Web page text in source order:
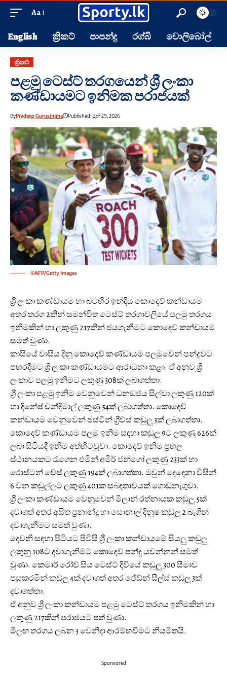
Aa
English ක්‍රිකට් පාපන්දු රග්බි වොලිබෝල්
ක්‍රිකට්
පළමු ටෙස්ට් තරගයෙන් ශ්‍රී ලංකා
කණ්ඩායමට ඉනිමක පරාජයක්
ByPradeep Gurusinghe Published: ජූනි 29, 2026
©AFP/Getty Images
ශ්‍රී ලංකා කණ්ඩායම හා බටහිර ඉන්දීය කොදෙව් කන්ඩායම
අතර තරග 2කින් සමන්විත ටෙස්ට් තරගාවලියේ පලමු තරගය
ඉනිමකින් හා ලකුණු 217කින් ජයගැනීමට කොදෙව් කන්ඩායම
සමත් වුණා.
කාසියේ වාසි‍ය දිනූ කොදෙව් කණ්ඩායම පලමුවෙන් පන්දුවට
පහරදීමට ශ්‍රි ලංකා කණ්ඩායමට ආරාධනා කළා. ඒ අනුව ශ්‍රී
ලංකාව පලමු ඉනිමට ලකුණු 308ක් ලබාගත්තා.
ශ්‍රී ලංකා පළමු ඉනිම වෙනුවෙන් ධනඞජය සිල්වා ලකුණු 120ක්
හා දිනේෂ් චන්දිමාල් ලකුණු 54ක් ලබාගත්තා. කොදෙව්
කන්ඩායම වෙනුවෙන් ජස්ටින් ග්‍රීව්ස් කඩුලු 3ක් ලබාගත්තා.
කොදෙව් කණ්ඩායම පලමු ඉනිම සඳහා කඩුලු 9ට ලකුණු 626ක්
ලබා සිටියදී ඉනිම අත්හිටවූවා. කොදෙව් ඉනිම ප්‍රභල
ස්ථානයකට රැගෙන එමින් අමීර් ජන්ගෝ ලකුණු 233ක් හා
රොස්ටන් චේස් ලකුණු 194ක් ලබාගත්තා. ඔවුන් දෙදෙනා විසින්
6 වන කඩුල්ලට ලකුණු 401ක සබඳතාවයක් ගොඩනැගුවා.
ශ්‍රී ලංකා කණ්ඩායම වෙනුවෙන් මිලාන් රත්නායක කඩුලු 5ක්
දවාගත් අතර අසිත ප්‍රනාන්දු හා සොනාල් දිනූෂ කඩුලු 2 බැගින්
දවාගැනීමට සමත් වුණා.
දෙවනි සඳහා පිටියට පිවිසි ශ්‍රී ලංකා කන්ඩායමේ සියලු කඩුලු
ලකුනු 108ට දවාගැනීමට කොදෙව් පන්දු යවන්නන් සමත්
වුණා. කෙමාර් රෝච් සිය ටෙස්ට් දිවි‍යේ කඩුලු 300 සීමාව
පසුකරමින් කඩුලු 4ක් දවාගත් අතර ජේඩ්න් සීල්ස් කඩුලු 3ක්
දවාගත්තා.
ඒ අනුව ශ්‍රී ලංකා කන්ඩායම පළමු ටෙස්ට් තරගය ඉනිමකින් හා
ලකුණු 217කින් පරාජයට පත් වුණා.
මීලඟ තරගය ලබන 3 වෙනිදා ආරම්භවීමට නියමිතයි.
Sponsored